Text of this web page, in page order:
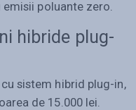
poluante zero.
hibride plug-
sistem hibrid plug-in,
de 15.000 lei.